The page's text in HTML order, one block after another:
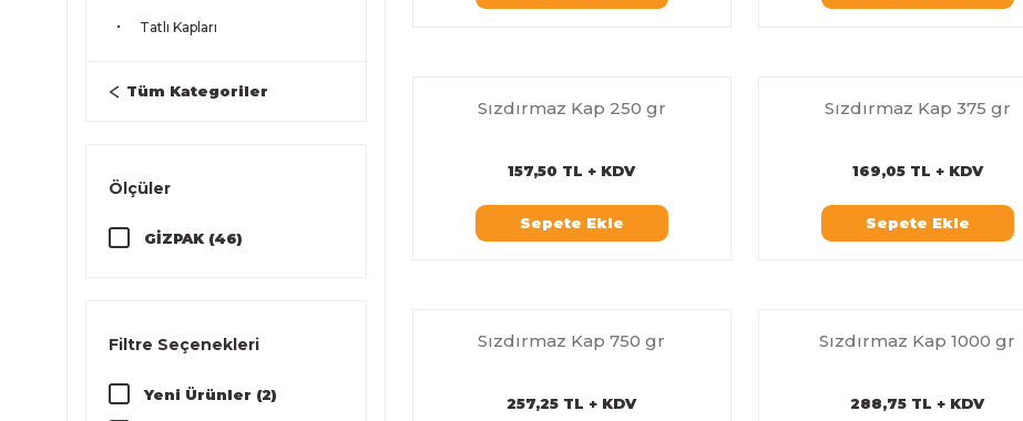
Tatlı Kapları
Tüm Kategoriler
Ölçüler
GİZPAK (46)
Filtre Seçenekleri
Yeni Ürünler (2)
Sızdırmaz Kap 250 gr
157,50 TL + KDV
Sepete Ekle
Sızdırmaz Kap 375 gr
169,05 TL + KDV
Sepete Ekle
Sızdırmaz Kap 750 gr
257,25 TL + KDV
Sızdırmaz Kap 1000 gr
288,75 TL + KDV